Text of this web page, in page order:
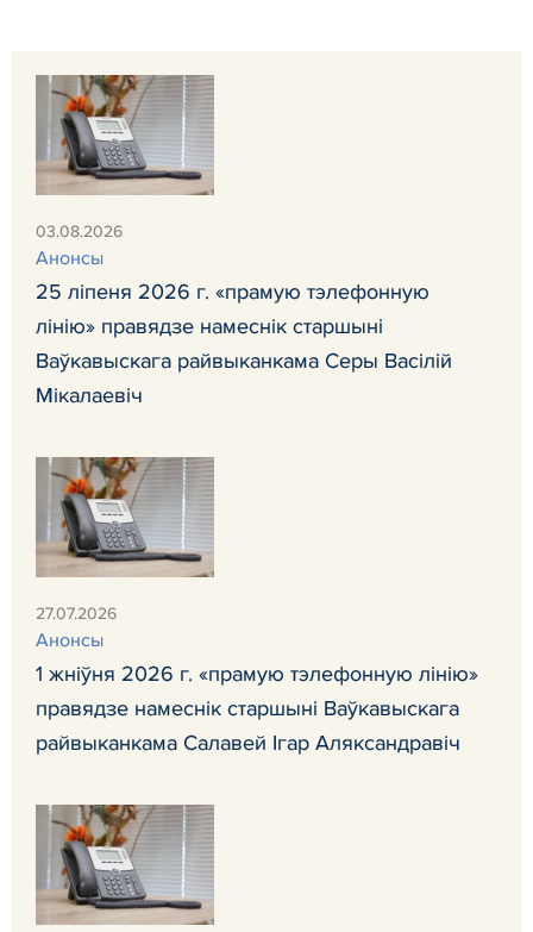
03.08.2026
Анонсы
25 ліпеня 2026 г. «прамую тэлефонную
лінію» правядзе намеснік старшыні
Ваўкавыскага райвыканкама Серы Васілій
Мікалаевіч
27.07.2026
Анонсы
1 жніўня 2026 г. «прамую тэлефонную лінію»
правядзе намеснік старшыні Ваўкавыскага
райвыканкама Салавей Ігар Аляксандравіч